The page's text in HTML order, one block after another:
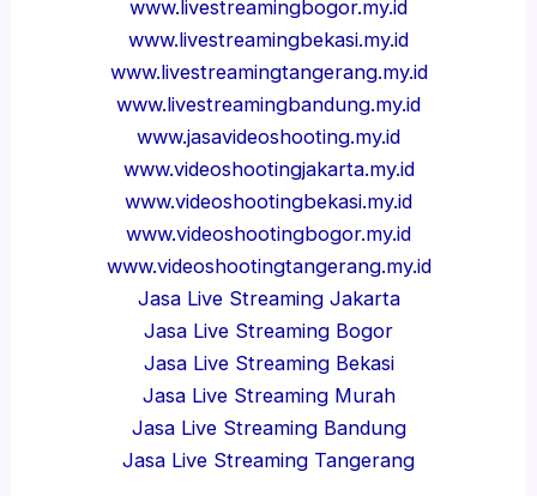
www.livestreamingbogor.my.id
www.livestreamingbekasi.my.id
www.livestreamingtangerang.my.id
www.livestreamingbandung.my.id
www.jasavideoshooting.my.id
www.videoshootingjakarta.my.id
www.videoshootingbekasi.my.id
www.videoshootingbogor.my.id
www.videoshootingtangerang.my.id
Jasa Live Streaming Jakarta
Jasa Live Streaming Bogor
Jasa Live Streaming Bekasi
Jasa Live Streaming Murah
Jasa Live Streaming Bandung
Jasa Live Streaming Tangerang